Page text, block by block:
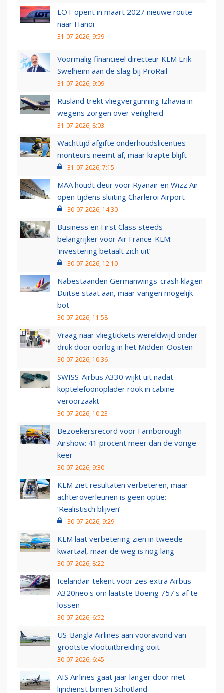
LOT opent in maart 2027 nieuwe route
naar Hanoi
31-07-2026, 9:59
Voormalig financieel directeur KLM Erik
Swelheim aan de slag bij ProRail
31-07-2026, 9:09
Rusland trekt vliegvergunning Izhavia in
wegens zorgen over veiligheid
31-07-2026, 8:03
Wachttijd afgifte onderhoudslicenties
monteurs neemt af, maar krapte blijft
31-07-2026, 7:15
MAA houdt deur voor Ryanair en Wizz Air
open tijdens sluiting Charleroi Airport
30-07-2026, 14:30
Business en First Class steeds
belangrijker voor Air France-KLM:
‘investering betaalt zich uit’
30-07-2026, 12:10
Nabestaanden Germanwings-crash klagen
Duitse staat aan, maar vangen mogelijk
bot
30-07-2026, 11:58
Vraag naar vliegtickets wereldwijd onder
druk door oorlog in het Midden-Oosten
30-07-2026, 10:36
SWISS-Airbus A330 wijkt uit nadat
koptelefoonoplader rook in cabine
veroorzaakt
30-07-2026, 10:23
Bezoekersrecord voor Farnborough
Airshow: 41 procent meer dan de vorige
keer
30-07-2026, 9:30
KLM ziet resultaten verbeteren, maar
achteroverleunen is geen optie:
‘Realistisch blijven’
30-07-2026, 9:29
KLM laat verbetering zien in tweede
kwartaal, maar de weg is nog lang
30-07-2026, 8:22
Icelandair tekent voor zes extra Airbus
A320neo's om laatste Boeing 757's af te
lossen
30-07-2026, 6:52
US-Bangla Airlines aan vooravond van
grootste vlootuitbreiding ooit
30-07-2026, 6:45
AIS Airlines gaat jaar langer door met
lijndienst binnen Schotland